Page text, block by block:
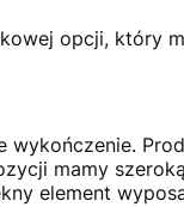
opcji, który
mamy
element